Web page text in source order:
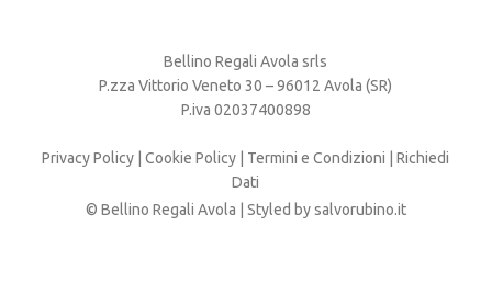
Bellino Regali Avola srls
P.zza Vittorio Veneto 30 – 96012 Avola (SR)
P.iva 02037400898
Privacy Policy |Cookie Policy Termini e Condizioni |Richiedi
Dati
© Bellino Regali Avola | Styled bysalvorubino.it